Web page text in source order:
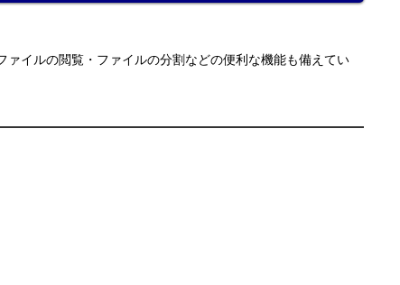
イルの閲覧・ファイルの分割などの便利な機能も備えてい